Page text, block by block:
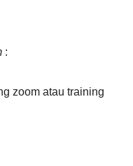
:
zoom atau training